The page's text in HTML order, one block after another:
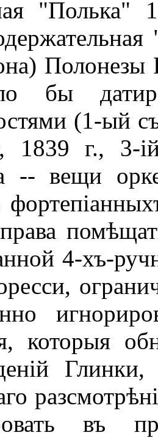
"Полька"
Полонезы
бы
(1-ый
1839 г., 3-
-- вещи
4-хъ-
которыя
въ